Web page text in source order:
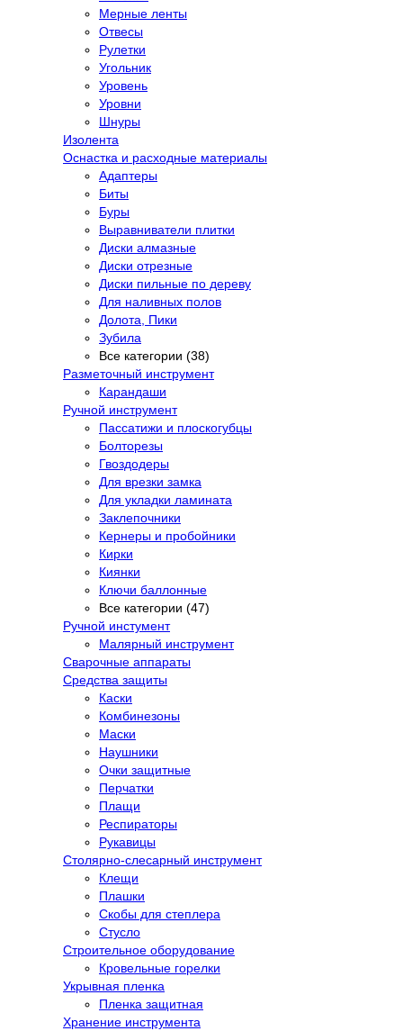
Мерные ленты
Отвесы
Рулетки
Угольник
Уровень
Уровни
Шнуры
Изолента
Оснастка и расходные материалы
Адаптеры
Биты
Буры
Выравниватели плитки
Диски алмазные
Диски отрезные
Диски пильные по дереву
Для наливных полов
Долота, Пики
Зубила
Все категории (38)
Разметочный инструмент
Карандаши
Ручной инструмент
Пассатижи и плоскогубцы
Болторезы
Гвоздодеры
Для врезки замка
Для укладки ламината
Заклепочники
Кернеры и пробойники
Кирки
Киянки
Ключи баллонные
Все категории (47)
Ручной инстумент
Малярный инструмент
Сварочные аппараты
Средства защиты
Каски
Комбинезоны
Маски
Наушники
Очки защитные
Перчатки
Плащи
Респираторы
Рукавицы
Столярно-слесарный инструмент
Клещи
Плашки
Скобы для степлера
Стусло
Строительное оборудование
Кровельные горелки
Укрывная пленка
Пленка защитная
Хранение инструмента